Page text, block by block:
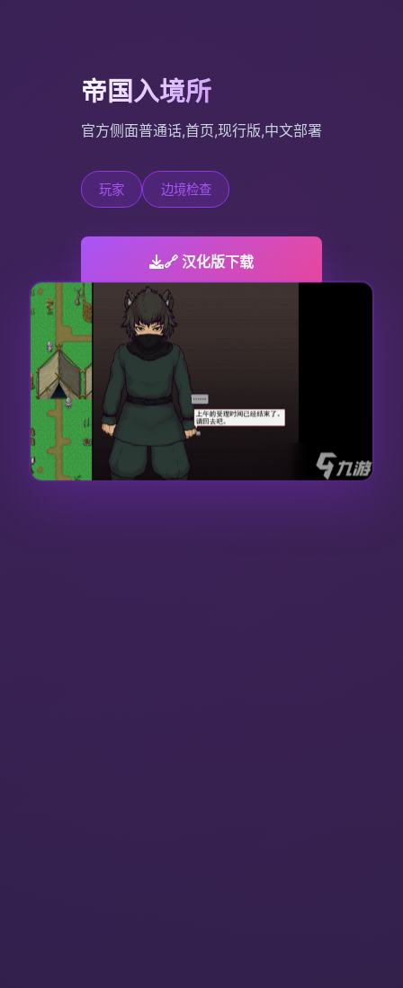
帝国入境所
官方侧面普通话,首页,现行版,中文部署
玩家 边境检查
🔗 汉化版下载